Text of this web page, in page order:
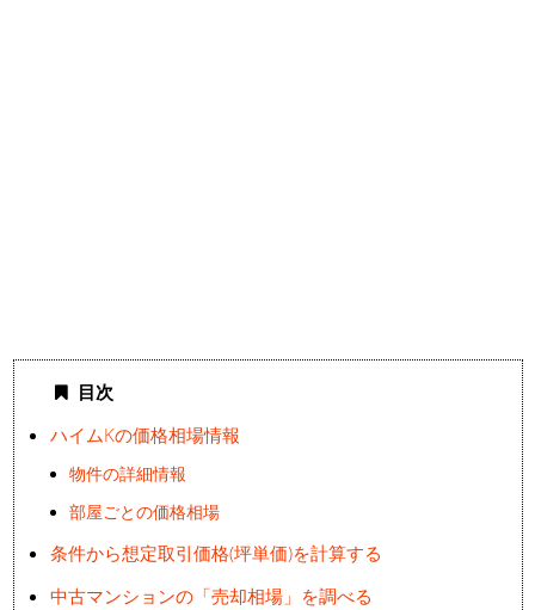
目次
ハイムKの価格相場情報
物件の詳細情報
部屋ごとの価格相場
条件から想定取引価格(坪単価)を計算する
中古マンションの「売却相場」を調べる